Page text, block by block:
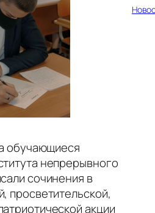
обучающиеся
непрерывного
сочинения в
просветительской,
акции